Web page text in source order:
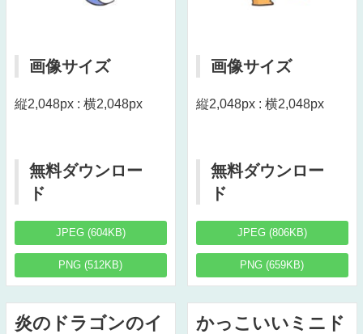
画像サイズ
縦2,048px : 横2,048px
無料ダウンロー
ド
JPEG (604KB)
PNG (512KB)
画像サイズ
縦2,048px : 横2,048px
無料ダウンロー
ド
JPEG (806KB)
PNG (659KB)
炎のドラゴンのイ
かっこいいミニド